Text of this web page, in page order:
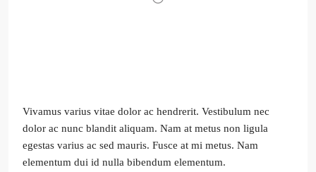
Vivamus varius vitae dolor ac hendrerit. Vestibulum nec
dolor ac nunc blandit aliquam. Nam at metus non ligula
egestas varius ac sed mauris. Fusce at mi metus. Nam
elementum dui id nulla bibendum elementum.